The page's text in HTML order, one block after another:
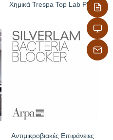
Χημικά Trespa Top Lab Plus
Αντιμικροβιακές Επιφάνειες